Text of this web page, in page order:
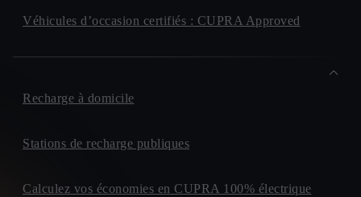
Véhicules d’occasion certifiés : CUPRA Approved
Recharge à domicile
Stations de recharge publiques
Calculez vos économies en CUPRA 100% électrique